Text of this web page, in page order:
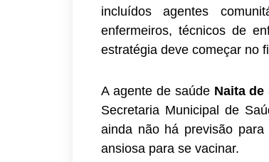
incluídos agentes
enfermeiros, técnicos de
estratégia deve começar no
A agente de saúde Naita de
Secretaria Municipal de
ainda não há previsão
ansiosa para se vacinar.